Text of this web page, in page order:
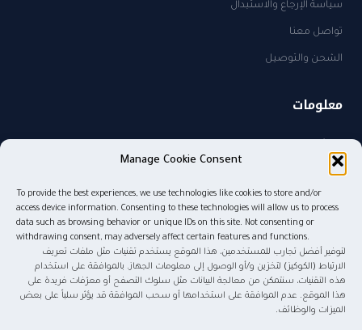
Manage Cookie Consent
To provide the best experiences, we use technologies like cookies to store and/or
access device information. Consenting to these technologies will allow us to process
data such as browsing behavior or unique IDs on this site. Not consenting or
withdrawing consent, may adversely affect certain features and functions.
لتوفير أفضل تجارب للمستخدمين، هذا الموقع يستخدم تقنيات مثل ملفات تعريف
الارتباط (الكوكيز) لتخزين و/أو الوصول إلى معلومات الجهاز. بالموافقة على استخدام
هذه التقنيات، سنتمكن من معالجة البيانات مثل سلوك التصفح أو معرّفات فريدة على
هذا الموقع. عدم الموافقة على استخدامها أو سحب الموافقة قد يؤثر سلباً على بعض
الميزات والوظائف.
سياسة الإرجاع والاستبدال
تواصل معنا
الشحن والتوصيل
معلومات
سياسة الخصوصية
sales@kw.sa
٠٥٠٥٨٢٧٤٨٥
© ٢٠٢٦ موج المعرفة للنشر والتوزيع. جميع الحقوق محفوظة.